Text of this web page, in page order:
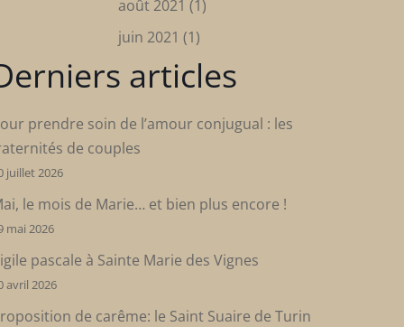
août 2021 (1)
juin 2021 (1)
articles
prendre soin de l’amour conjugual : les
de couples
juillet 2026
le mois de Marie… et bien plus encore !
mai 2026
pascale à Sainte Marie des Vignes
avril 2026
de carême: le Saint Suaire de Turin